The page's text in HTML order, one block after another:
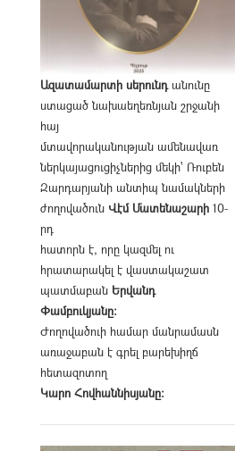
Ազատամարտի սերունդանունը
ստացած նախաեղեռնյան շրջանի
հայ
մտավորականության ամենավառ
ներկայացուցիչներից մեկի՝ Ռուբեն
Զարդարյանի անտիպ նամակների
ժողովածուն Վէմ Մատենաշարի 10-
րդ
հատորն է, որը կազմել ու
հրատարակել է վաստակաշատ
պատմաբան Երվանդ
Փամբուկյանը։
Ժողովածուի համար մանրամասն
առաջաբան է գրել բարեխիղճ
հետազոտող
Կարո Հովհաննիսյանը։